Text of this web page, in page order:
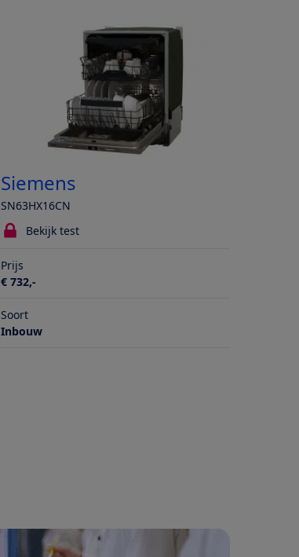
Siemens
SN63HX16CN
Bekijk test
Prijs
€ 732,-
Soort
Inbouw